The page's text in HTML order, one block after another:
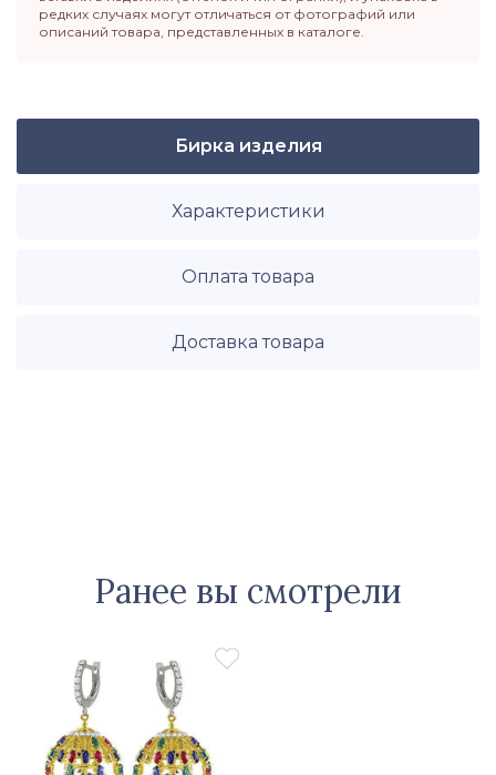
редких случаях могут отличаться от фотографий или
описаний товара, представленных в каталоге.
Бирка изделия
Характеристики
Оплата товара
Доставка товара
Ранее вы смотрели
